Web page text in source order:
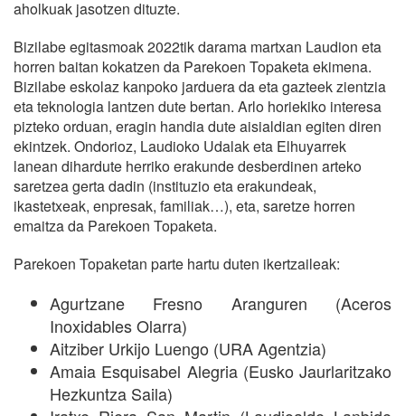
aholkuak jasotzen dituzte.
Bizilabe egitasmoak 2022tik darama martxan Laudion eta
horren baitan kokatzen da Parekoen Topaketa ekimena.
Bizilabe eskolaz kanpoko jarduera da eta gazteek zientzia
eta teknologia lantzen dute bertan. Arlo horiekiko interesa
pizteko orduan, eragin handia dute aisialdian egiten diren
ekintzek. Ondorioz, Laudioko Udalak eta Elhuyarrek
lanean dihardute herriko erakunde desberdinen arteko
saretzea gerta dadin (instituzio eta erakundeak,
ikastetxeak, enpresak, familiak…), eta, saretze horren
emaitza da Parekoen Topaketa.
Parekoen Topaketan parte hartu duten ikertzaileak:
Agurtzane Fresno Aranguren (Aceros
Inoxidables Olarra)
Aitziber Urkijo Luengo (URA Agentzia)
Amaia Esquisabel Alegria (Eusko Jaurlaritzako
Hezkuntza Saila)